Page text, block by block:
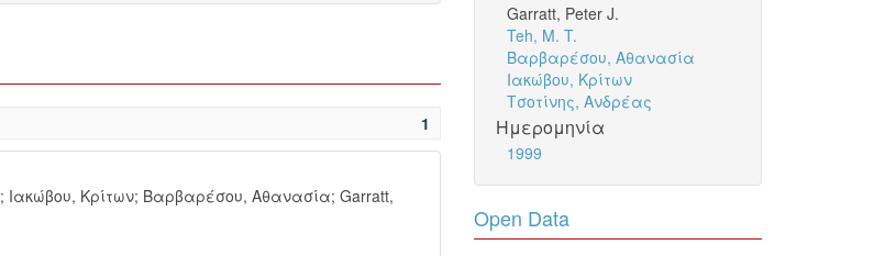
1
; Ιακώβου, Κρίτων; Βαρβαρέσου, Αθανασία; Garratt,
Garratt, Peter J.
Teh, M. T.
Βαρβαρέσου, Αθανασία
Ιακώβου, Κρίτων
Τσοτίνης, Ανδρέας
Ημερομηνία
1999
Open Data